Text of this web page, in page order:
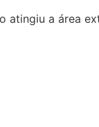
atingiu a área